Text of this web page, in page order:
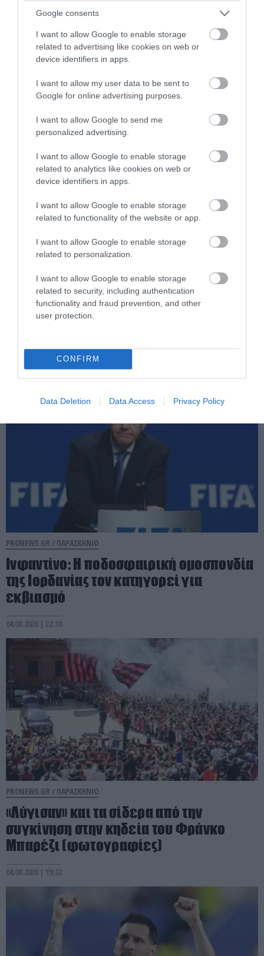
Google consents
I want to allow Google to enable storage
related to advertising like cookies on web or
device identifiers in apps.
I want to allow my user data to be sent to
Google for online advertising purposes.
I want to allow Google to send me
personalized advertising.
I want to allow Google to enable storage
related to analytics like cookies on web or
device identifiers in apps.
I want to allow Google to enable storage
related to functionality of the website or app.
I want to allow Google to enable storage
related to personalization.
I want to allow Google to enable storage
related to security, including authentication
functionality and fraud prevention, and other
user protection.
CONFIRM
Data Deletion Data Access Privacy Policy
PRONEWS.GR /ΠΑΡΑΣΚΗΝΙΟ
ΗΠΑ: Πρώην μπασκετμπολίστας
συνελήφθη για δημιουργία
περιεχομένου με νεαρές γυναίκες για
το OnlyFans
PRONEWS.GR /ΠΑΡΑΣΚΗΝΙΟ
Α.Δούκα: Οι νέες φωτογραφίες της
εντυπωσιακής συζύγου του
στην Ελλάδα
05.08.2026 | 06:41
PRONEWS.GR / ΠΑΡΑΣΚΗΝΙΟ
Ινφαντίνο: Η ποδοσφαιρική ομοσπονδία
της Ιορδανίας τον κατηγορεί για
εκβιασμό
04.08.2026 | 22:30
PRONEWS.GR / ΠΑΡΑΣΚΗΝΙΟ
«Λύγισαν» και τα σίδερα από την
συγκίνηση στην κηδεία του Φράνκο
Μπαρέζι (φωτογραφίες)
04.08.2026 | 19:32